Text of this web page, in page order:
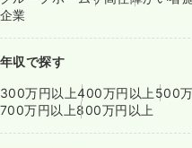
企業
年収で探す
300万円以上400万円以上 500
700万円以上800万円以上